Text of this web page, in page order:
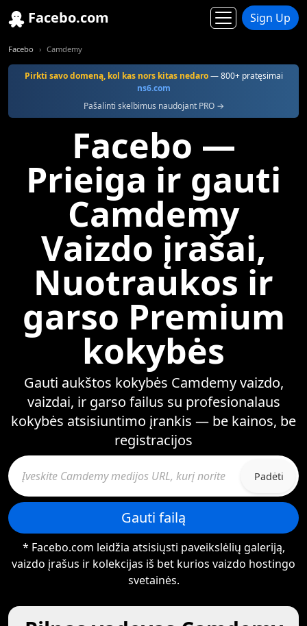
Facebo.com Sign Up
Facebo Camdemy
Pirkti savo domeną, kol kas nors kitas nedaro— 800+ pratęsimai
ns6.com
Pašalinti skelbimus naudojant PRO →
Facebo —
Prieiga ir gauti
Camdemy
Vaizdo įrašai,
Nuotraukos ir
garso Premium
kokybės
Gauti aukštos kokybės Camdemy vaizdo,
vaizdai, ir garso failus su profesionalaus
kokybės atsisiuntimo įrankis — be kainos, be
registracijos
Padėti
Gauti failą
* Facebo.com leidžia atsisiųsti paveikslėlių galeriją,
vaizdo įrašus ir kolekcijas iš bet kurios vaizdo hostingo
svetainės.